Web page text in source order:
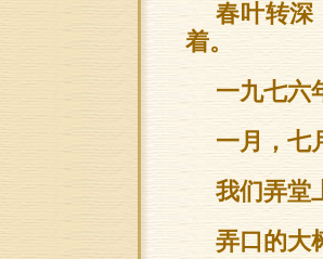
春叶转深
着。
一九七六
一月，七
我们弄堂
弄口的大